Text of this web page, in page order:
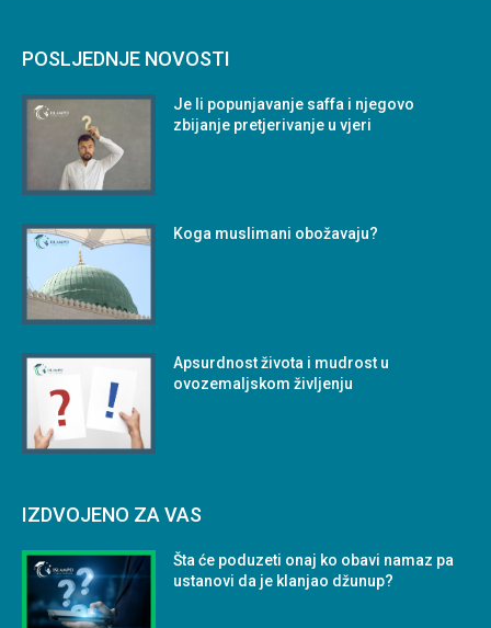
POSLJEDNJE NOVOSTI
Je li popunjavanje saffa i njegovo
zbijanje pretjerivanje u vjeri
Koga muslimani obožavaju?
Apsurdnost života i mudrost u
ovozemaljskom življenju
IZDVOJENO ZA VAS
Šta će poduzeti onaj ko obavi namaz pa
ustanovi da je klanjao džunup?